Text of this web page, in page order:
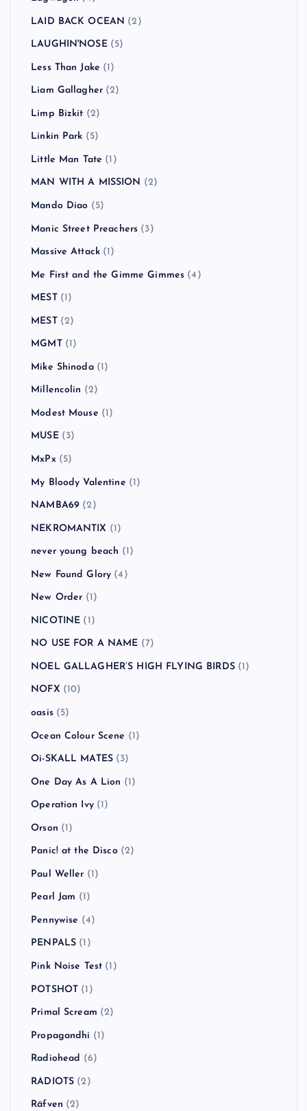
LAID BACK OCEAN (2)
LAUGHIN'NOSE(5)
Less Than Jake (1)
Liam Gallagher (2)
Limp Bizkit (2)
Linkin Park (5)
Little Man Tate (1)
MAN WITH A MISSION (2)
Mando Diao (5)
Manic Street Preachers (3)
Massive Attack (1)
Me First and the Gimme Gimmes (4)
MEST(1)
MEST(2)
MGMT(1)
Mike Shinoda(1)
Millencolin (2)
Modest Mouse (1)
MUSE(3)
MxPx(5)
My Bloody Valentine (1)
NAMBA69 (2)
NEKROMANTIX (1)
never young beach (1)
New Found Glory (4)
New Order (1)
NICOTINE (1)
NO USE FOR A NAME (7)
NOEL GALLAGHER’S HIGH FLYING BIRDS(1)
NOFX (10)
oasis(5)
Ocean Colour Scene (1)
Oi-SKALL MATES (3)
One Day As A Lion (1)
Operation Ivy(1)
Orson (1)
Panic! at the Disco(2)
Paul Weller (1)
Pearl Jam (1)
Pennywise (4)
PENPALS (1)
Pink Noise Test (1)
POTSHOT (1)
Primal Scream (2)
Propagandhi (1)
Radiohead (6)
RADIOTS (2)
Räfven (2)